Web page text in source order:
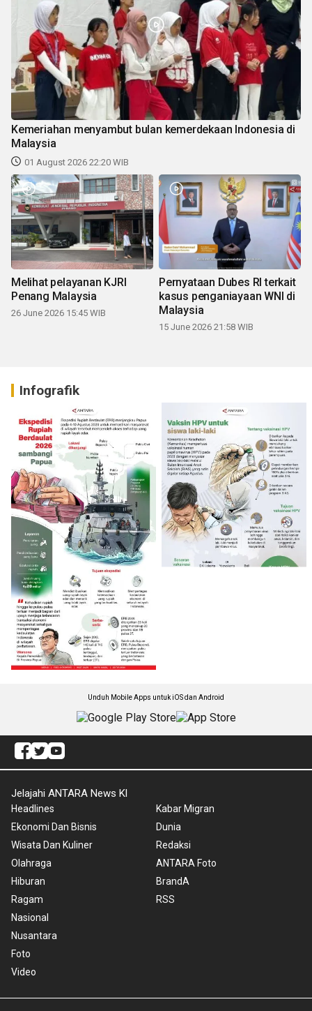
Kemeriahan menyambut bulan kemerdekaan Indonesia di
Malaysia
01 August 2026 22:20 WIB
Melihat pelayanan KJRI
Penang Malaysia
26 June 2026 15:45 WIB
Pernyataan Dubes RI terkait
kasus penganiayaan WNI di
Malaysia
15 June 2026 21:58 WIB
Infografik
Unduh Mobile Apps untuk iOS dan Android
Jelajahi ANTARA News Kl
Headlines
Ekonomi Dan Bisnis
Wisata Dan Kuliner
Olahraga
Hiburan
Ragam
Nasional
Nusantara
Foto
Video
Kabar Migran
Dunia
Redaksi
ANTARA Foto
BrandA
RSS